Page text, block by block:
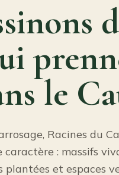
le
Racines du
: massifs
plantées et espaces